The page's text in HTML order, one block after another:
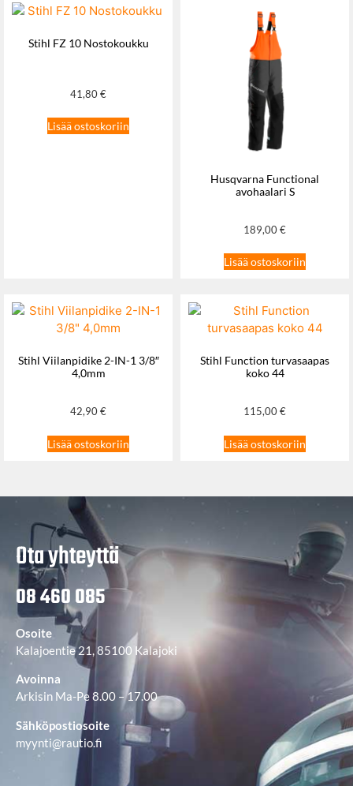
Stihl FZ 10 Nostokoukku
41,80€
Lisää ostoskoriin
Husqvarna Functional
avohaalari S
189,00€
Lisää ostoskoriin
Stihl Viilanpidike 2-IN-1 3/8″
4,0mm
42,90€
Lisää ostoskoriin
Stihl Function turvasaapas
koko 44
115,00€
Lisää ostoskoriin
Ota yhteyttä
08 460 085
Osoite
Kalajoentie 21, 85100 Kalajoki
Avoinna
Arkisin Ma-Pe 8.00 – 17.00
Sähköpostiosoite
myynti@rautio.fi